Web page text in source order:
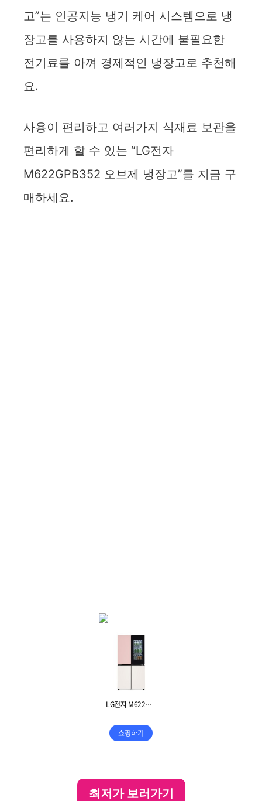
고”는 인공지능 냉기 케어 시스템으로 냉
장고를 사용하지 않는 시간에 불필요한
전기료를 아껴 경제적인 냉장고로 추천해
요.
사용이 편리하고 여러가지 식재료 보관을
편리하게 할 수 있는 “LG전자
M622GPB352 오브제 냉장고”를 지금 구
매하세요.
최저가 보러가기